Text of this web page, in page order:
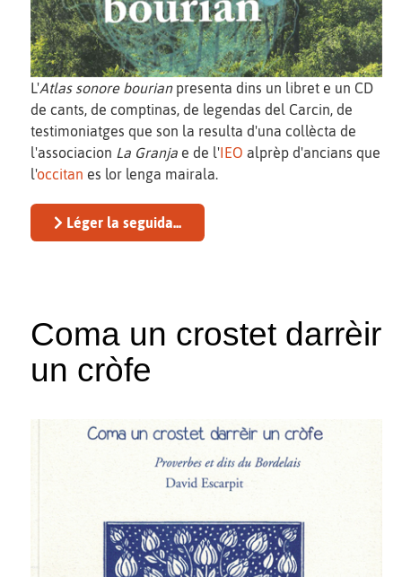
L'Atlas sonore bourianpresenta dins un libret e un CD
de cants, de comptinas, de legendas del Carcin, de
testimoniatges que son la resulta d'una collècta de
l'associacion La Granja e de l' IEO alprèp d'ancians que
l'occitan es lor lenga mairala.
Léger la seguida...
Coma un crostet darrèir
un cròfe